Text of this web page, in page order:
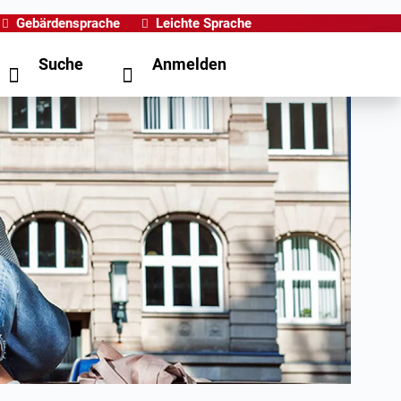
Gebärdensprache Leichte Sprache
Suche Anmelden